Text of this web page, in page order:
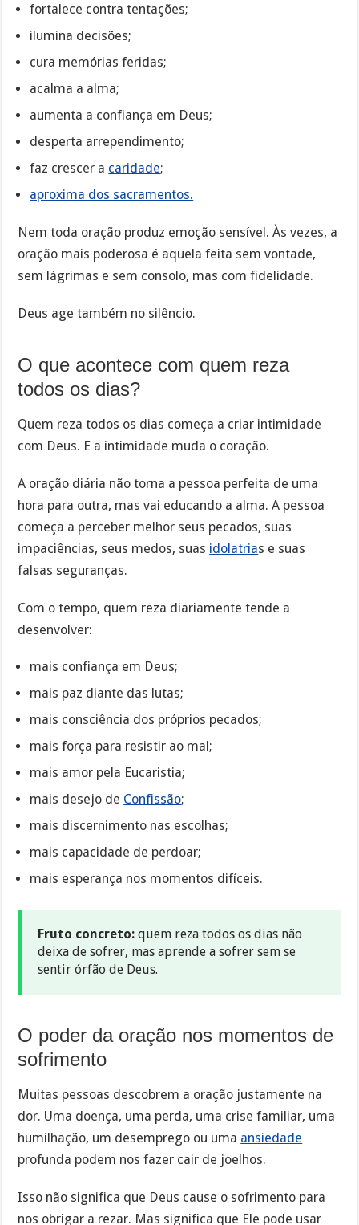
fortalece contra tentações;
ilumina decisões;
cura memórias feridas;
acalma a alma;
aumenta a confiança em Deus;
desperta arrependimento;
faz crescer a caridade;
aproxima dos sacramentos.
Nem toda oração produz emoção sensível. Às vezes, a
oração mais poderosa é aquela feita sem vontade,
sem lágrimas e sem consolo, mas com fidelidade.
Deus age também no silêncio.
O que acontece com quem reza
todos os dias?
Quem reza todos os dias começa a criar intimidade
com Deus. E a intimidade muda o coração.
A oração diária não torna a pessoa perfeita de uma
hora para outra, mas vai educando a alma. A pessoa
começa a perceber melhor seus pecados, suas
impaciências, seus medos, suas idolatrias e suas
falsas seguranças.
Com o tempo, quem reza diariamente tende a
desenvolver:
mais confiança em Deus;
mais paz diante das lutas;
mais consciência dos próprios pecados;
mais força para resistir ao mal;
mais amor pela Eucaristia;
mais desejo de Confissão;
mais discernimento nas escolhas;
mais capacidade de perdoar;
mais esperança nos momentos difíceis.
Fruto concreto: quem reza todos os dias não
deixa de sofrer, mas aprende a sofrer sem se
sentir órfão de Deus.
O poder da oração nos momentos de
sofrimento
Muitas pessoas descobrem a oração justamente na
dor. Uma doença, uma perda, uma crise familiar, uma
humilhação, um desemprego ou uma ansiedade
profunda podem nos fazer cair de joelhos.
Isso não significa que Deus cause o sofrimento para
nos obrigar a rezar. Mas significa que Ele pode usar